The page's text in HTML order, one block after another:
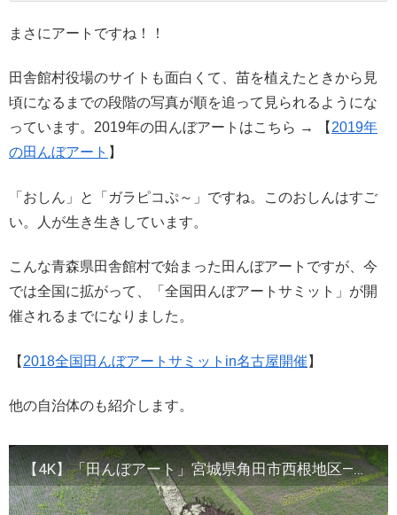
まさにアートですね！！
田舎館村役場のサイトも面白くて、苗を植えたときから見
頃になるまでの段階の写真が順を追って見られるようにな
っています。2019年の田んぼアートはこちら → 【 2019年
の田んぼアート 】
「おしん」と「ガラピコぷ～」ですね。このおしんはすご
い。人が生き生きしています。
こんな青森県田舎館村で始まった田んぼアートですが、今
では全国に拡がって、「全国田んぼアートサミット」が開
催されるまでになりました。
【 2018全国田んぼアートサミットin名古屋開催 】
他の自治体のも紹介します。
【4K】「田んぼアート」宮城県角田市西根地区―未来への希望―2019/7